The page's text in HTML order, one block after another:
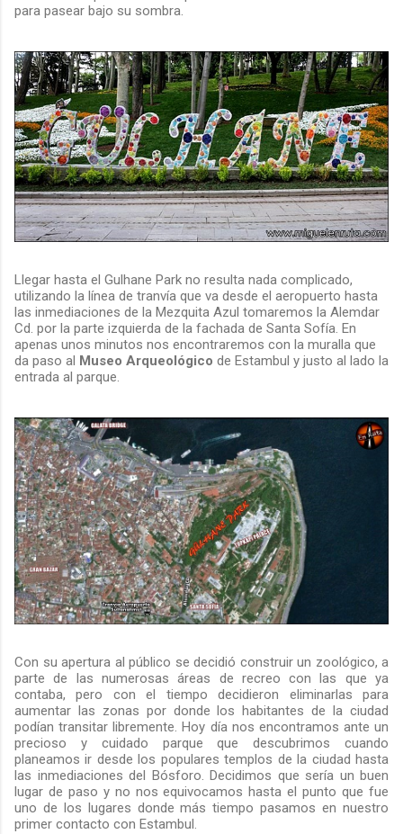
para pasear bajo su sombra.
Llegar hasta el Gulhane Park no resulta nada complicado,
utilizando la línea de tranvía que va desde el aeropuerto hasta
las inmediaciones de la Mezquita Azul tomaremos la Alemdar
Cd. por la parte izquierda de la fachada de Santa Sofía. En
apenas unos minutos nos encontraremos con la muralla que
da paso al Museo Arqueológico de Estambul y justo al lado la
entrada al parque.
Con su apertura al público se decidió construir un zoológico, a
parte de las numerosas áreas de recreo con las que ya
contaba, pero con el tiempo decidieron eliminarlas para
aumentar las zonas por donde los habitantes de la ciudad
podían transitar libremente. Hoy día nos encontramos ante un
precioso y cuidado parque que descubrimos cuando
planeamos ir desde los populares templos de la ciudad hasta
las inmediaciones del Bósforo. Decidimos que sería un buen
lugar de paso y no nos equivocamos hasta el punto que fue
uno de los lugares donde más tiempo pasamos en nuestro
primer contacto con Estambul.